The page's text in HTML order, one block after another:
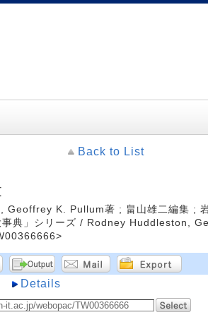
Back to List
Geoffrey K. Pullum著 ; 畠山雄二編集 ;
典」シリーズ / Rodney Huddleston,
Details